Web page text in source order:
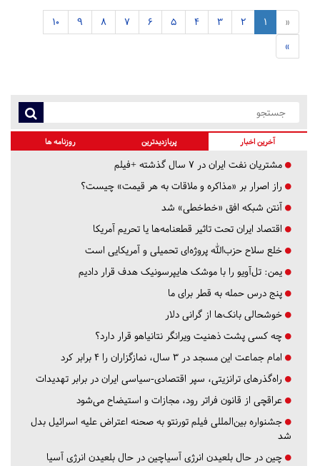
«
1
2
3
4
5
6
7
8
9
10
»
آخرین اخبار پربازدیدترین روزنامه ها
مشتریان نفت ایران در ۷ سال گذشته +فیلم
راز اصرار بر «مذاکره و ملاقات به هر قیمت» چیست؟
آنتن شبکه افق «خط‌خطی» شد
اقتصاد ایران تحت تاثیر قطعنامه‌ها یا تحریم‌ آمریکا
خلع سلاح حزب‌الله پروژه‌ای تحمیلی و آمریکایی است
یمن: تل‌آویو را با موشک هایپرسونیک هدف قرار دادیم
پنج درس‌ حمله به قطر برای ما
خوشحالی بانک‌ها از گرانی دلار
چه کسی پشت ذهنیت ویرانگر نتانیاهو قرار دارد؟
امام جماعت این مسجد در ۳ سال، نمازگزاران را ۴ برابر کرد
راه‌گذرهای ترانزیتی، سپر اقتصادی-سیاسی ایران در برابر تهدیدات
عراقچی از قانون فراتر رود، مجازات و استیضاح می‌شود
جشنواره بین‌المللی فیلم تورنتو به صحنه اعتراض علیه اسرائیل بدل
شد
چین در حال بلعیدن انرژی آسیاچین در حال بلعیدن انرژی آسیا